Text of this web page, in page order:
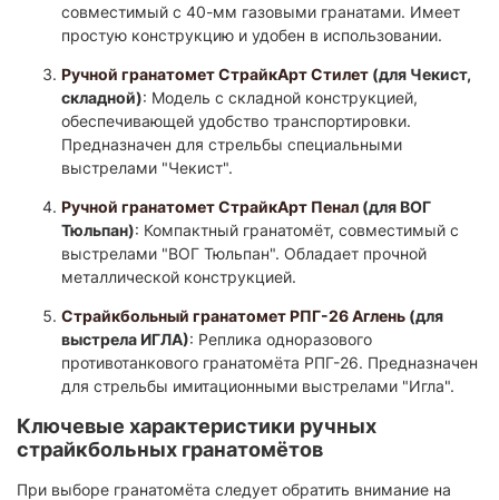
совместимый с 40-мм газовыми гранатами. Имеет
простую конструкцию и удобен в использовании. ​
Ручной гранатомет СтрайкАрт Стилет (для Чекист,
складной): Модель с складной конструкцией,
обеспечивающей удобство транспортировки.
Предназначен для стрельбы специальными
выстрелами "Чекист".​
Ручной гранатомет СтрайкАрт Пенал (для ВОГ
Тюльпан): Компактный гранатомёт, совместимый с
выстрелами "ВОГ Тюльпан". Обладает прочной
металлической конструкцией.​
Страйкбольный гранатомет РПГ-26 Аглень (для
выстрела ИГЛА): Реплика одноразового
противотанкового гранатомёта РПГ-26. Предназначен
для стрельбы имитационными выстрелами "Игла".​
Ключевые характеристики ручных
страйкбольных гранатомётов
При выборе гранатомёта следует обратить внимание на